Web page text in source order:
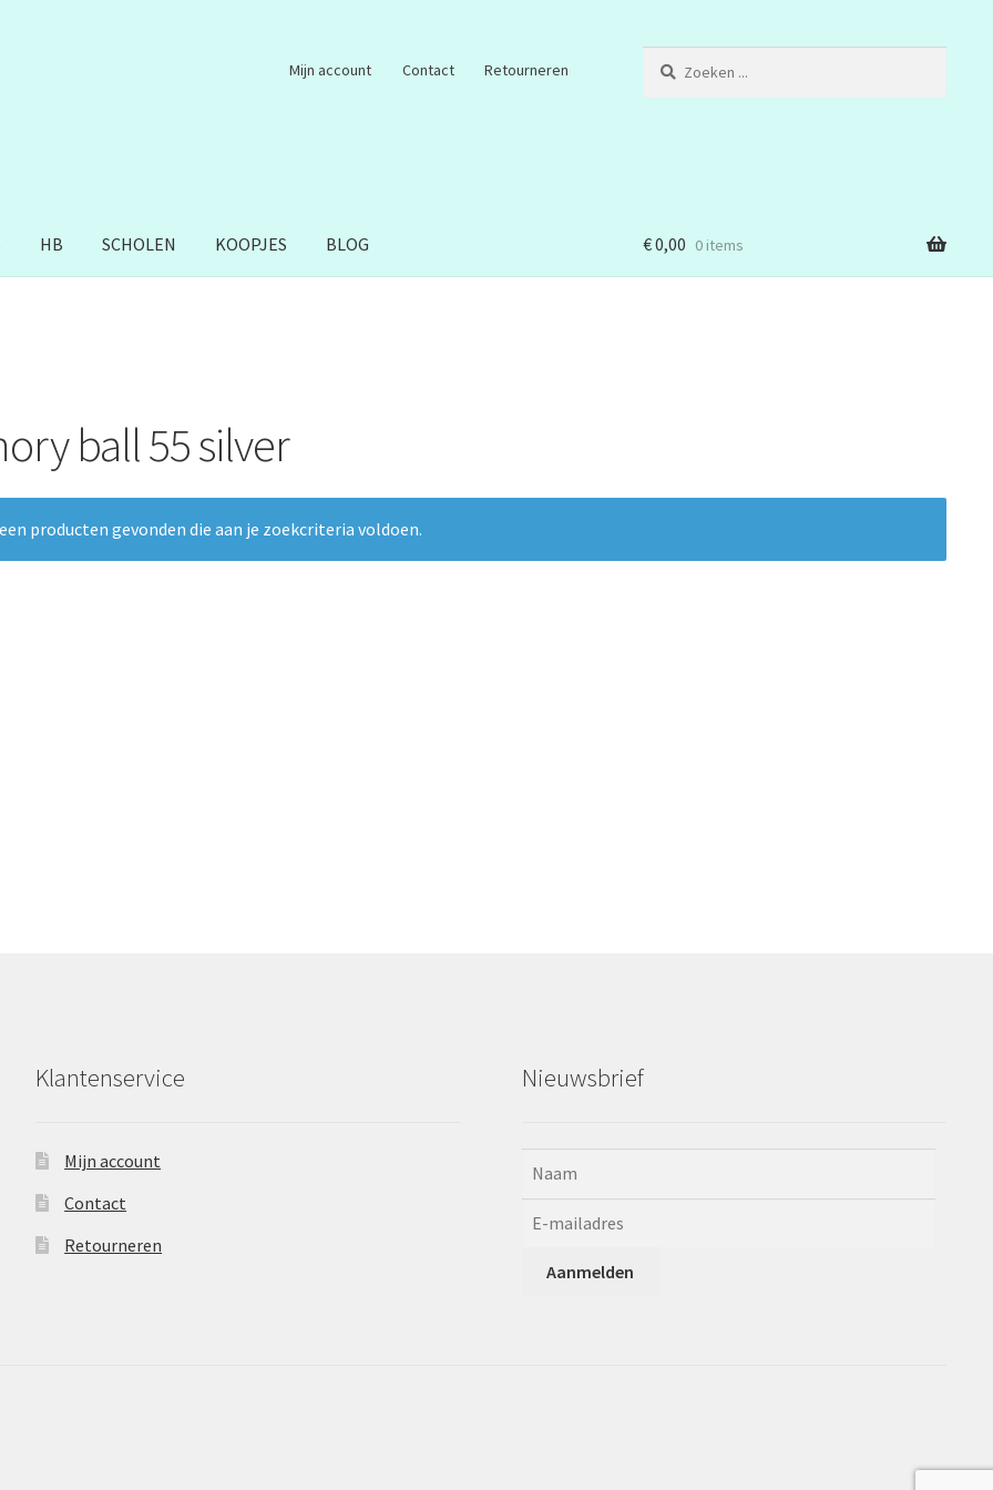
Mijn account Contact Retourneren
HB SCHOLEN KOOPJES BLOG €0,00 0 items
ball 55 silver
producten gevonden die aan je zoekcriteria voldoen.
Klantenservice
Mijn account
Contact
Retourneren
Nieuwsbrief